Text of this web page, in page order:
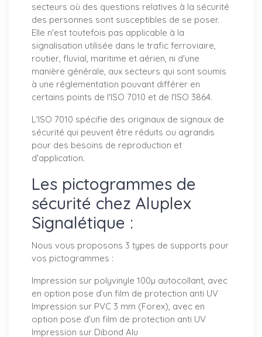
secteurs où des questions relatives à la sécurité
des personnes sont susceptibles de se poser.
Elle n'est toutefois pas applicable à la
signalisation utilisée dans le trafic ferroviaire,
routier, fluvial, maritime et aérien, ni d'une
manière générale, aux secteurs qui sont soumis
à une réglementation pouvant différer en
certains points de l'ISO 7010 et de l'ISO 3864.
L'ISO 7010 spécifie des originaux de signaux de
sécurité qui peuvent être réduits ou agrandis
pour des besoins de reproduction et
d'application.
Les pictogrammes de
sécurité chez Aluplex
Signalétique :
Nous vous proposons 3 types de supports pour
vos pictogrammes :
Impression sur polyvinyle 100µ autocollant, avec
en option pose d’un film de protection anti UV
Impression sur PVC 3 mm (Forex), avec en
option pose d’un film de protection anti UV
Impression sur Dibond Alu